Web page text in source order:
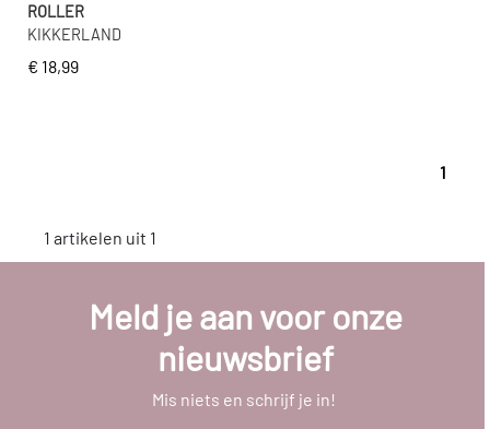
ROLLER
KIKKERLAND
€ 18,99
1
1 artikelen uit 1
Meld je aan voor onze
nieuwsbrief
Mis niets en schrijf je in!